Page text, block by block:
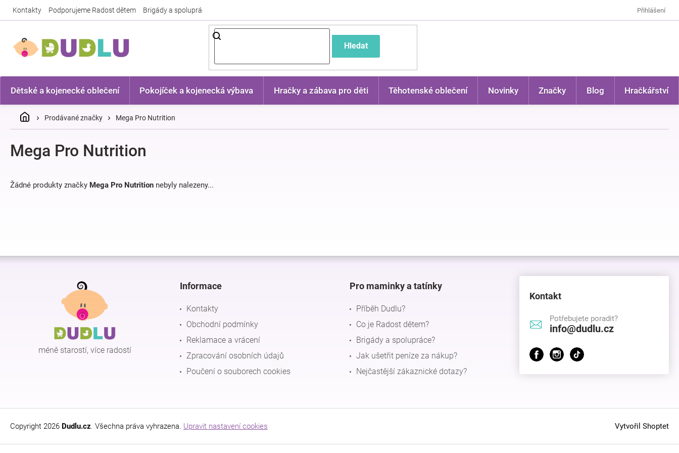
Kontakty Podporujeme Radost dětem Brigády a spolupráce Přihlášení
Hledat
Dětské a kojenecké oblečení Pokojíček a kojenecká výbava Hračky a zábava pro děti Těhotenské oblečení Novinky Značky Blog Hračkářství
DomůProdávané značky Mega Pro Nutrition
Mega Pro Nutrition
Žádné produkty značky Mega Pro Nutrition nebyly nalezeny...
Z
méně starostí, více radostí
Informace
Kontakty
Obchodní podmínky
Reklamace a vrácení
Zpracování osobních údajů
Poučení o souborech cookies
Pro maminky a tatínky
Příběh Dudlu?
Co je Radost dětem?
Brigády a spolupráce?
Jak ušetřit peníze za nákup?
Nejčastější zákaznické dotazy?
Kontakt
Potřebujete poradit?
info@dudlu.cz
Vytvořil Shoptet
Copyright 2026 Dudlu.cz. Všechna práva vyhrazena. Upravit nastavení cookies